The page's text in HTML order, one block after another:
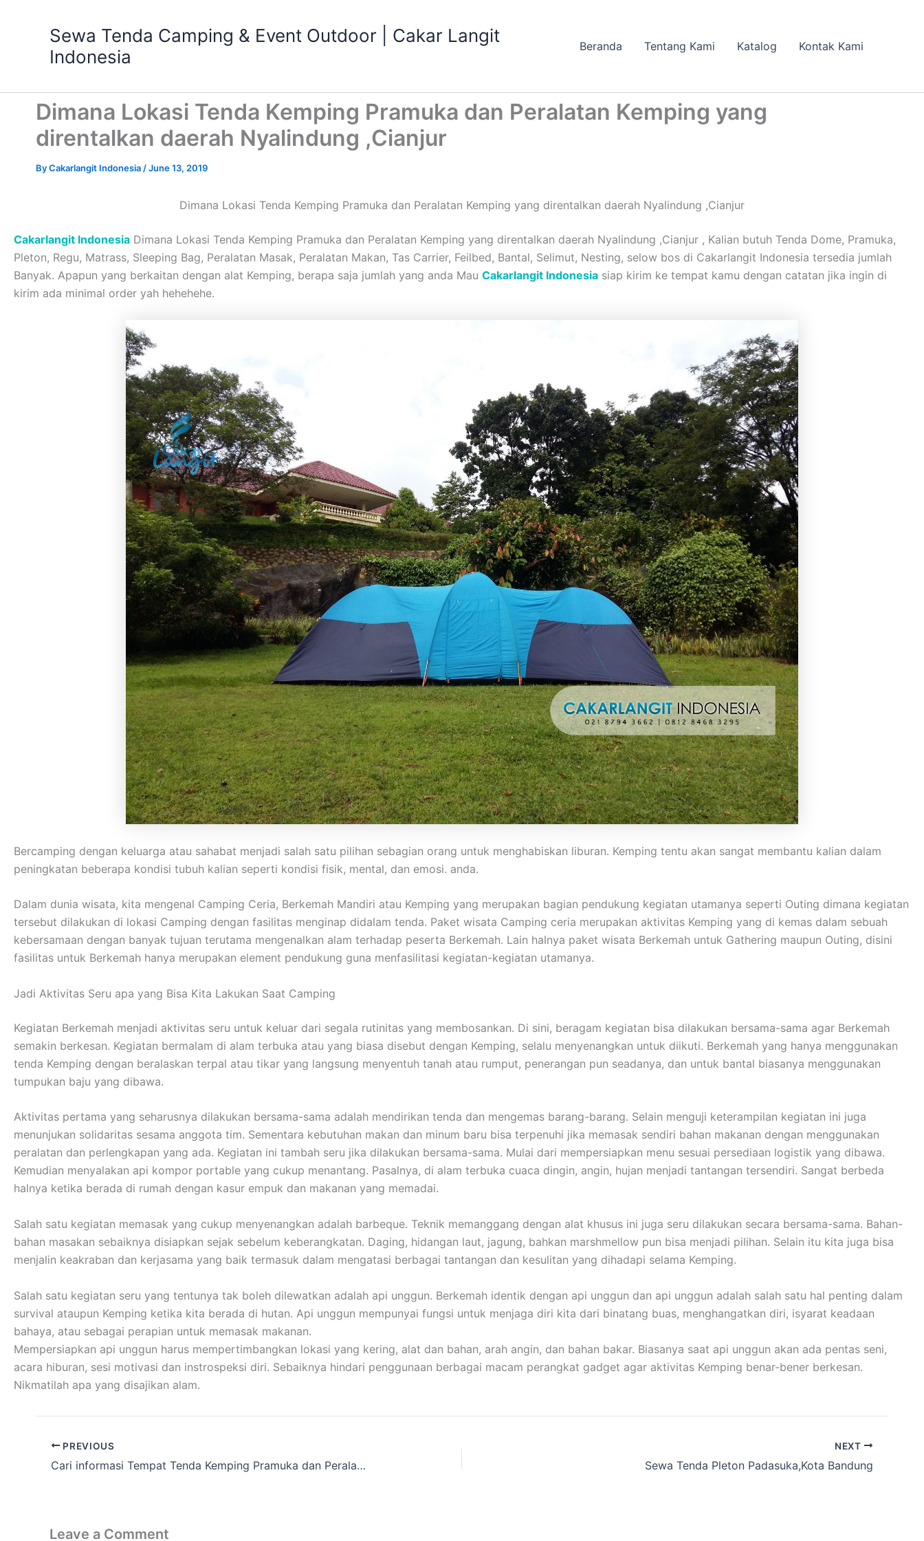
Sewa Tenda Camping & Event Outdoor | Cakar Langit
Indonesia
Beranda Tentang Kami Katalog Kontak Kami
Dimana Lokasi Tenda Kemping Pramuka dan Peralatan Kemping yang
direntalkan daerah Nyalindung ,Cianjur
ByCakarlangit Indonesia /June 13, 2019
Dimana Lokasi Tenda Kemping Pramuka dan Peralatan Kemping yang direntalkan daerah Nyalindung ,Cianjur
Cakarlangit Indonesia Dimana Lokasi Tenda Kemping Pramuka dan Peralatan Kemping yang direntalkan daerah Nyalindung ,Cianjur , Kalian butuh Tenda Dome, Pramuka,
Pleton, Regu, Matrass, Sleeping Bag, Peralatan Masak, Peralatan Makan, Tas Carrier, Feilbed, Bantal, Selimut, Nesting, selow bos di Cakarlangit Indonesia tersedia jumlah
Banyak. Apapun yang berkaitan dengan alat Kemping, berapa saja jumlah yang anda Mau Cakarlangit Indonesia siap kirim ke tempat kamu dengan catatan jika ingin di
kirim ada minimal order yah hehehehe.
Bercamping dengan keluarga atau sahabat menjadi salah satu pilihan sebagian orang untuk menghabiskan liburan. Kemping tentu akan sangat membantu kalian dalam
peningkatan beberapa kondisi tubuh kalian seperti kondisi fisik, mental, dan emosi. anda.
Dalam dunia wisata, kita mengenal Camping Ceria, Berkemah Mandiri atau Kemping yang merupakan bagian pendukung kegiatan utamanya seperti Outing dimana kegiatan
tersebut dilakukan di lokasi Camping dengan fasilitas menginap didalam tenda. Paket wisata Camping ceria merupakan aktivitas Kemping yang di kemas dalam sebuah
kebersamaan dengan banyak tujuan terutama mengenalkan alam terhadap peserta Berkemah. Lain halnya paket wisata Berkemah untuk Gathering maupun Outing, disini
fasilitas untuk Berkemah hanya merupakan element pendukung guna menfasilitasi kegiatan-kegiatan utamanya.
Jadi Aktivitas Seru apa yang Bisa Kita Lakukan Saat Camping
Kegiatan Berkemah menjadi aktivitas seru untuk keluar dari segala rutinitas yang membosankan. Di sini, beragam kegiatan bisa dilakukan bersama-sama agar Berkemah
semakin berkesan. Kegiatan bermalam di alam terbuka atau yang biasa disebut dengan Kemping, selalu menyenangkan untuk diikuti. Berkemah yang hanya menggunakan
tenda Kemping dengan beralaskan terpal atau tikar yang langsung menyentuh tanah atau rumput, penerangan pun seadanya, dan untuk bantal biasanya menggunakan
tumpukan baju yang dibawa.
Aktivitas pertama yang seharusnya dilakukan bersama-sama adalah mendirikan tenda dan mengemas barang-barang. Selain menguji keterampilan kegiatan ini juga
menunjukan solidaritas sesama anggota tim. Sementara kebutuhan makan dan minum baru bisa terpenuhi jika memasak sendiri bahan makanan dengan menggunakan
peralatan dan perlengkapan yang ada. Kegiatan ini tambah seru jika dilakukan bersama-sama. Mulai dari mempersiapkan menu sesuai persediaan logistik yang dibawa.
Kemudian menyalakan api kompor portable yang cukup menantang. Pasalnya, di alam terbuka cuaca dingin, angin, hujan menjadi tantangan tersendiri. Sangat berbeda
halnya ketika berada di rumah dengan kasur empuk dan makanan yang memadai.
Salah satu kegiatan memasak yang cukup menyenangkan adalah barbeque. Teknik memanggang dengan alat khusus ini juga seru dilakukan secara bersama-sama. Bahan-
bahan masakan sebaiknya disiapkan sejak sebelum keberangkatan. Daging, hidangan laut, jagung, bahkan marshmellow pun bisa menjadi pilihan. Selain itu kita juga bisa
menjalin keakraban dan kerjasama yang baik termasuk dalam mengatasi berbagai tantangan dan kesulitan yang dihadapi selama Kemping.
Salah satu kegiatan seru yang tentunya tak boleh dilewatkan adalah api unggun. Berkemah identik dengan api unggun dan api unggun adalah salah satu hal penting dalam
survival ataupun Kemping ketika kita berada di hutan. Api unggun mempunyai fungsi untuk menjaga diri kita dari binatang buas, menghangatkan diri, isyarat keadaan
bahaya, atau sebagai perapian untuk memasak makanan.
Mempersiapkan api unggun harus mempertimbangkan lokasi yang kering, alat dan bahan, arah angin, dan bahan bakar. Biasanya saat api unggun akan ada pentas seni,
acara hiburan, sesi motivasi dan instrospeksi diri. Sebaiknya hindari penggunaan berbagai macam perangkat gadget agar aktivitas Kemping benar-bener berkesan.
Nikmatilah apa yang disajikan alam.
PREVIOUS
Cari informasi Tempat Tenda Kemping Pramuka dan Peralatan Kemping yang direntalkan
NEXT
Sewa Tenda Pleton Padasuka,Kota Bandung
Leave a Comment